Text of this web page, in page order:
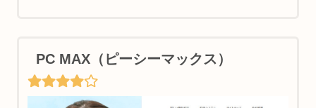
PC MAX（ピーシーマックス）